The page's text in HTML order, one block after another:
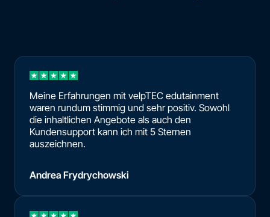
Meine Erfahrungen mit velpTEC edutainment
waren rundum stimmig und sehr positiv. Sowohl
die inhaltlichen Angebote als auch den
Kundensupport kann ich mit 5 Sternen
auszeichnen.
Andrea Frydrychowski